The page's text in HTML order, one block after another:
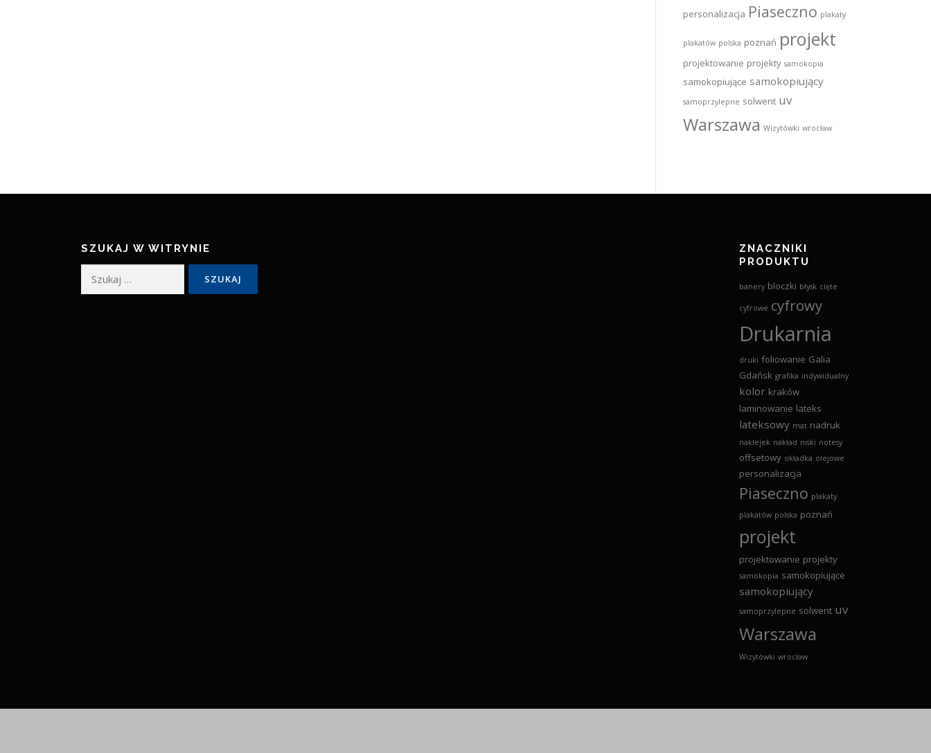
personalizacja Piaseczno plakaty
plakatów polska poznań projekt
projektowanie projekty samokopia
samokopiujące samokopiujący
samoprzylepne solwent uv
Warszawa Wizytówki wrocław
SZUKAJ W WITRYNIE
ZNACZNIKI
PRODUKTU
banery bloczki błysk cięte
cyfrowe cyfrowy
Drukarnia
druki foliowanie Galia
Gdańsk grafika indywidualny
kolor kraków
laminowanie lateks
lateksowy mat nadruk
naklejek nakład niski notesy
offsetowy okładka olejowe
personalizacja
Piaseczno plakaty
plakatów polska poznań
projekt
projektowanie projekty
samokopia samokopiujące
samokopiujący
samoprzylepne solwent uv
Warszawa
Wizytówki wrocław